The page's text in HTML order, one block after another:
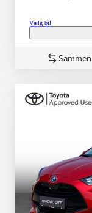
Vælg bil